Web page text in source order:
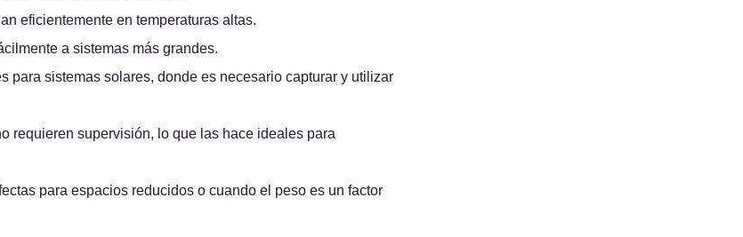
eficientemente en temperaturas altas.
a sistemas más grandes.
para sistemas solares, donde es necesario capturar y utilizar
requieren supervisión, lo que las hace ideales para
para espacios reducidos o cuando el peso es un factor